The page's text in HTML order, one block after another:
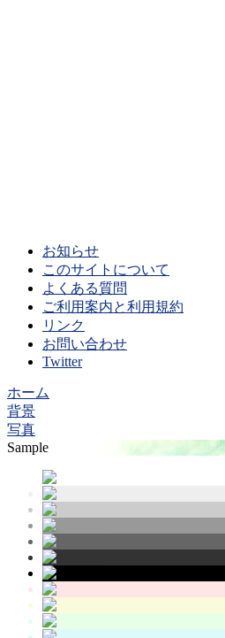
お知らせ
このサイトについて
よくある質問
ご利用案内と利用規約
リンク
お問い合わせ
Twitter
ホーム
背景
写真
Sample